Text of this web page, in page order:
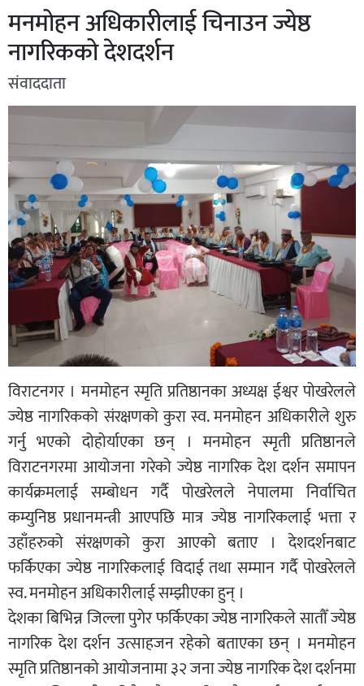
मनमोहन अधिकारीलाई चिनाउन ज्येष्ठ
नागरिकको देशदर्शन
संवाददाता
विराटनगर । मनमोहन स्मृति प्रतिष्ठानका अध्यक्ष ईश्वर पोखरेलले
ज्येष्ठ नागरिकको संरक्षणको कुरा स्व. मनमोहन अधिकारीले शुरु
गर्नु भएको दोहोर्याएका छन् । मनमोहन स्मृती प्रतिष्ठानले
विराटनगरमा आयोजना गरेको ज्येष्ठ नागरिक देश दर्शन समापन
कार्यक्रमलाई सम्बोधन गर्दै पोखरेलले नेपालमा निर्वाचित
कम्युनिष्ठ प्रधानमन्त्री आएपछि मात्र ज्येष्ठ नागरिकलाई भत्ता र
उहाँहरुको संरक्षणको कुरा आएको बताए । देशदर्शनबाट
फर्किएका ज्येष्ठ नागरिकलाई विदाई तथा सम्मान गर्दै पोखरेलले
स्व. मनमोहन अधिकारीलाई सम्झीएका हुन् ।
देशका बिभिन्न जिल्ला पुगेर फर्किएका ज्येष्ठ नागरिकले सातौँ ज्येष्ठ
नागरिक देश दर्शन उत्साहजन रहेको बताएका छन् । मनमोहन
स्मृति प्रतिष्ठानको आयोजनामा ३२ जना ज्येष्ठ नागरिक देश दर्शनमा